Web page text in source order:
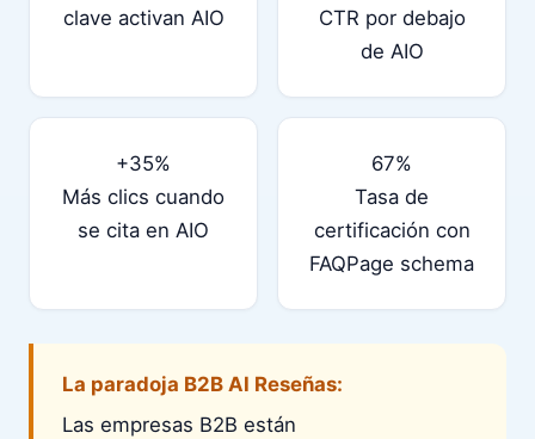
clave activan AIO
CTR por debajo
de AIO
+35%
Más clics cuando
se cita en AIO
67%
Tasa de
certificación con
FAQPage schema
La paradoja B2B AI Reseñas:
Las empresas B2B están